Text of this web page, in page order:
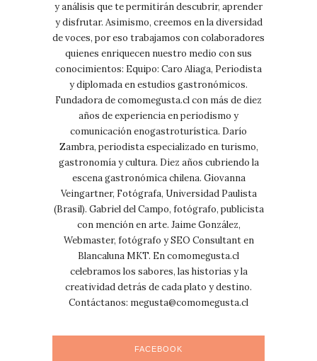
y análisis que te permitirán descubrir, aprender
y disfrutar. Asimismo, creemos en la diversidad
de voces, por eso trabajamos con colaboradores
quienes enriquecen nuestro medio con sus
conocimientos: Equipo: Caro Aliaga, Periodista
y diplomada en estudios gastronómicos.
Fundadora de comomegusta.cl con más de diez
años de experiencia en periodismo y
comunicación enogastroturística. Darío
Zambra, periodista especializado en turismo,
gastronomía y cultura. Diez años cubriendo la
escena gastronómica chilena. Giovanna
Veingartner, Fotógrafa, Universidad Paulista
(Brasil). Gabriel del Campo, fotógrafo, publicista
con mención en arte. Jaime González,
Webmaster, fotógrafo y SEO Consultant en
Blancaluna MKT. En comomegusta.cl
celebramos los sabores, las historias y la
creatividad detrás de cada plato y destino.
Contáctanos: megusta@comomegusta.cl
FACEBOOK